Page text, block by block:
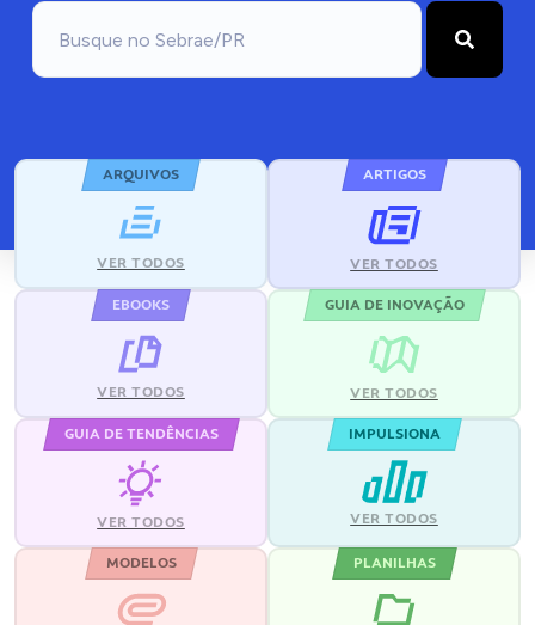
ARQUIVOS
VER TODOS
ARTIGOS
VER TODOS
EBOOKS
VER TODOS
GUIA DE INOVAÇÃO
VER TODOS
GUIA DE TENDÊNCIAS
VER TODOS
IMPULSIONA
VER TODOS
MODELOS PLANILHAS